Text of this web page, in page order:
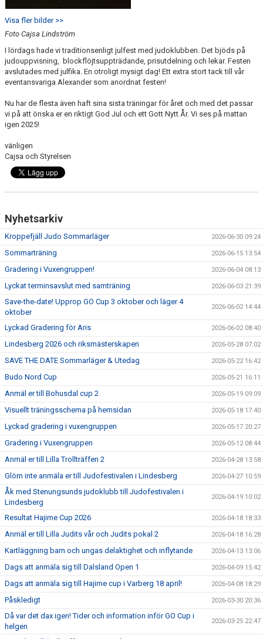
Visa fler bilder >>
Foto Cajsa Lindström
I lördags hade vi traditionsenligt julfest med judoklubben. Det bjöds på
judouppvisning, blockflöjtsuppträdande, prisutdelning och lekar. Festen
avslutades med julfika. En otroligt mysigt dag! Ett extra stort tack till vår
eventansvariga Alexander som anordnat festen!
Nu har de flesta även haft sina sista träningar för året och med det passar
vi på att önska er en riktigt God Jul och ett Gott Nytt År. Vi ses på mattan
igen 2025!
vänligen
Cajsa och Styrelsen
Nyhetsarkiv
Kroppefjäll Judo Sommarläger 2026-06-30 09:24
Sommarträning 2026-06-15 13:54
Gradering i Vuxengruppen! 2026-06-04 08:13
Lyckat terminsavslut med samträning 2026-06-03 21:39
Save-the-date! Upprop GO Cup 3 oktober och läger 4
oktober
2026-06-02 14:44
Lyckad Gradering för Aris 2026-06-02 08:40
Lindesberg 2026 och riksmästerskapen 2026-05-28 07:02
SAVE THE DATE Sommarläger & Utedag 2026-05-22 16:42
Budo Nord Cup 2026-05-21 16:11
Anmäl er till Bohusdal cup 2 2026-05-19 09:09
Visuellt träningsschema på hemsidan 2026-05-18 17:40
Lyckad gradering i vuxengruppen 2026-05-17 20:27
Gradering i Vuxengruppen 2026-05-12 08:44
Anmäl er till Lilla Trollträffen 2 2026-04-28 13:58
Glöm inte anmäla er till Judofestivalen i Lindesberg 2026-04-27 10:59
Åk med Stenungsunds judoklubb till Judofestivalen i
Lindesberg
2026-04-19 10:02
Resultat Hajime Cup 2026 2026-04-18 18:33
Anmäl er till Lilla Judits vår och Judits pokal 2 2026-04-18 16:28
Kartläggning barn och ungas delaktighet och inflytande 2026-04-13 13:06
Dags att anmäla sig till Dalsland Open 1 2026-04-09 15:42
Dags att anmäla sig till Hajime cup i Varberg 18 april! 2026-04-08 18:29
Påskledigt 2026-03-30 20:36
Då var det dax igen! Tider och information inför GO Cup i
helgen
2026-03-25 22:47